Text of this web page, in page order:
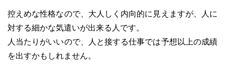
控えめな性格なので、大人しく内向的に見えますが、人に
対する細かな気遣いが出来る人です。
人当たりがいいので、人と接する仕事では予想以上の成績
を出すかもしれません。